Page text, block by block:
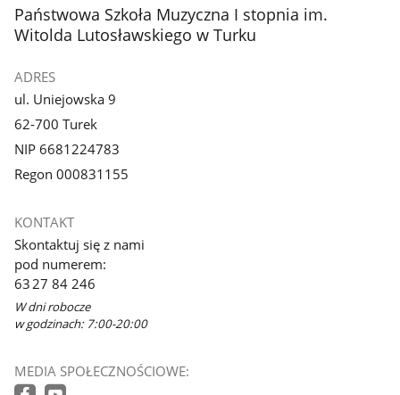
stopka
Państwowa Szkoła Muzyczna I stopnia im.
Witolda Lutosławskiego w Turku
ADRES
ul. Uniejowska 9
62-700 Turek
NIP 6681224783
Regon 000831155
KONTAKT
Skontaktuj się z nami
pod numerem:
63 27 84 246
W dni robocze
w godzinach: 7:00-20:00
MEDIA SPOŁECZNOŚCIOWE: